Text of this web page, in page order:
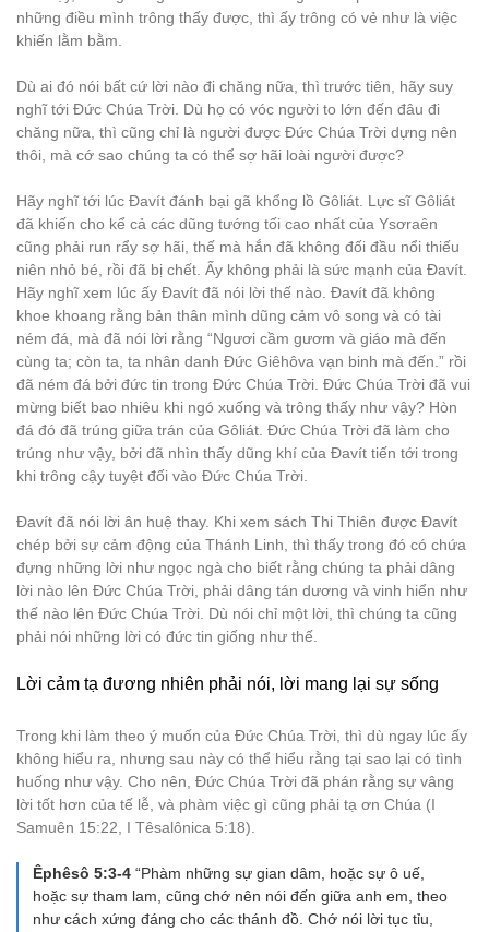
những điều mình trông thấy được, thì ấy trông có vẻ như là việc
khiến lằm bằm.
Dù ai đó nói bất cứ lời nào đi chăng nữa, thì trước tiên, hãy suy
nghĩ tới Đức Chúa Trời. Dù họ có vóc người to lớn đến đâu đi
chăng nữa, thì cũng chỉ là người được Đức Chúa Trời dựng nên
thôi, mà cớ sao chúng ta có thể sợ hãi loài người được?
Hãy nghĩ tới lúc Đavít đánh bại gã khổng lồ Gôliát. Lực sĩ Gôliát
đã khiến cho kể cả các dũng tướng tối cao nhất của Ysơraên
cũng phải run rẩy sợ hãi, thế mà hắn đã không đối đầu nổi thiếu
niên nhỏ bé, rồi đã bị chết. Ấy không phải là sức mạnh của Đavít.
Hãy nghĩ xem lúc ấy Đavít đã nói lời thế nào. Đavít đã không
khoe khoang rằng bản thân mình dũng cảm vô song và có tài
ném đá, mà đã nói lời rằng “Ngươi cầm gươm và giáo mà đến
cùng ta; còn ta, ta nhân danh Đức Giêhôva vạn binh mà đến.” rồi
đã ném đá bởi đức tin trong Đức Chúa Trời. Đức Chúa Trời đã vui
mừng biết bao nhiêu khi ngó xuống và trông thấy như vậy? Hòn
đá đó đã trúng giữa trán của Gôliát. Đức Chúa Trời đã làm cho
trúng như vậy, bởi đã nhìn thấy dũng khí của Đavít tiến tới trong
khi trông cậy tuyệt đối vào Đức Chúa Trời.
Đavít đã nói lời ân huệ thay. Khi xem sách Thi Thiên được Đavít
chép bởi sự cảm động của Thánh Linh, thì thấy trong đó có chứa
đựng những lời như ngọc ngà cho biết rằng chúng ta phải dâng
lời nào lên Đức Chúa Trời, phải dâng tán dương và vinh hiển như
thế nào lên Đức Chúa Trời. Dù nói chỉ một lời, thì chúng ta cũng
phải nói những lời có đức tin giống như thế.
Lời cảm tạ đương nhiên phải nói, lời mang lại sự sống
Trong khi làm theo ý muốn của Đức Chúa Trời, thì dù ngay lúc ấy
không hiểu ra, nhưng sau này có thể hiểu rằng tại sao lại có tình
huống như vậy. Cho nên, Đức Chúa Trời đã phán rằng sự vâng
lời tốt hơn của tế lễ, và phàm việc gì cũng phải tạ ơn Chúa (I
Samuên 15:22, I Têsalônica 5:18).
Êphêsô 5:3-4 “Phàm những sự gian dâm, hoặc sự ô uế,
hoặc sự tham lam, cũng chớ nên nói đến giữa anh em, theo
như cách xứng đáng cho các thánh đồ. Chớ nói lời tục tỉu,